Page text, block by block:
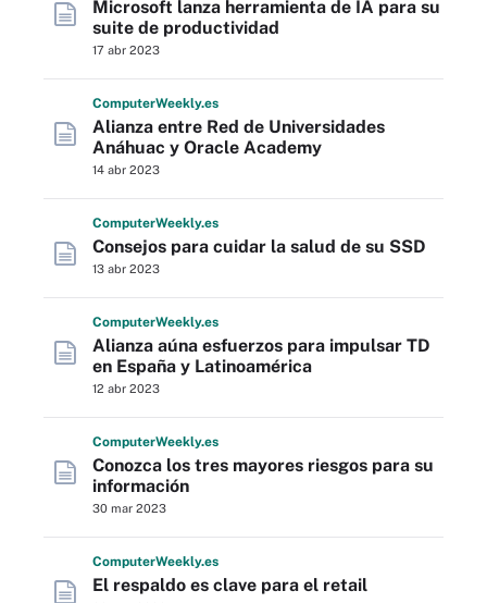
Microsoft lanza herramienta de IA para su
suite de productividad
17 abr 2023
ComputerWeekly.es
Alianza entre Red de Universidades
Anáhuac y Oracle Academy
14 abr 2023
ComputerWeekly.es
Consejos para cuidar la salud de su SSD
13 abr 2023
ComputerWeekly.es
Alianza aúna esfuerzos para impulsar TD
en España y Latinoamérica
12 abr 2023
ComputerWeekly.es
Conozca los tres mayores riesgos para su
información
30 mar 2023
ComputerWeekly.es
El respaldo es clave para el retail